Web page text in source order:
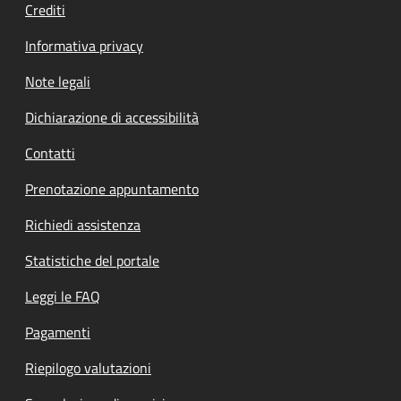
Crediti
Informativa privacy
Note legali
Dichiarazione di accessibilità
Contatti
Prenotazione appuntamento
Richiedi assistenza
Statistiche del portale
Leggi le FAQ
Pagamenti
Riepilogo valutazioni